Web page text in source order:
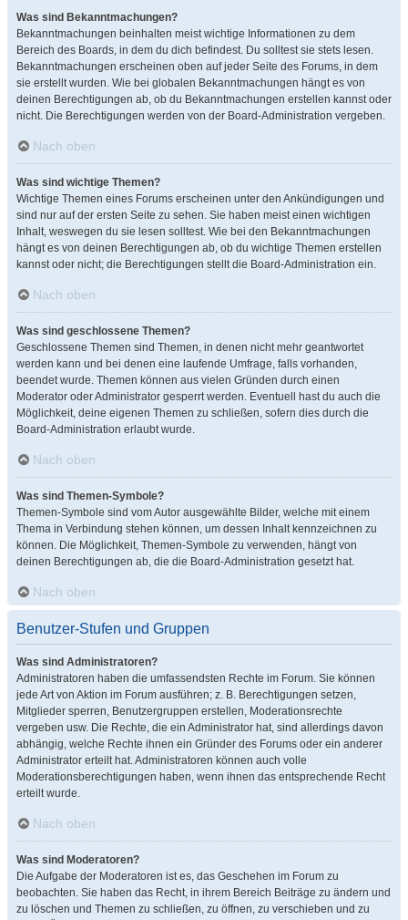
Was sind Bekanntmachungen?
Bekanntmachungen beinhalten meist wichtige Informationen zu dem
Bereich des Boards, in dem du dich befindest. Du solltest sie stets lesen.
Bekanntmachungen erscheinen oben auf jeder Seite des Forums, in dem
sie erstellt wurden. Wie bei globalen Bekanntmachungen hängt es von
deinen Berechtigungen ab, ob du Bekanntmachungen erstellen kannst oder
nicht. Die Berechtigungen werden von der Board-Administration vergeben.
Nach oben
Was sind wichtige Themen?
Wichtige Themen eines Forums erscheinen unter den Ankündigungen und
sind nur auf der ersten Seite zu sehen. Sie haben meist einen wichtigen
Inhalt, weswegen du sie lesen solltest. Wie bei den Bekanntmachungen
hängt es von deinen Berechtigungen ab, ob du wichtige Themen erstellen
kannst oder nicht; die Berechtigungen stellt die Board-Administration ein.
Nach oben
Was sind geschlossene Themen?
Geschlossene Themen sind Themen, in denen nicht mehr geantwortet
werden kann und bei denen eine laufende Umfrage, falls vorhanden,
beendet wurde. Themen können aus vielen Gründen durch einen
Moderator oder Administrator gesperrt werden. Eventuell hast du auch die
Möglichkeit, deine eigenen Themen zu schließen, sofern dies durch die
Board-Administration erlaubt wurde.
Nach oben
Was sind Themen-Symbole?
Themen-Symbole sind vom Autor ausgewählte Bilder, welche mit einem
Thema in Verbindung stehen können, um dessen Inhalt kennzeichnen zu
können. Die Möglichkeit, Themen-Symbole zu verwenden, hängt von
deinen Berechtigungen ab, die die Board-Administration gesetzt hat.
Nach oben
Benutzer-Stufen und Gruppen
Was sind Administratoren?
Administratoren haben die umfassendsten Rechte im Forum. Sie können
jede Art von Aktion im Forum ausführen; z. B. Berechtigungen setzen,
Mitglieder sperren, Benutzergruppen erstellen, Moderationsrechte
vergeben usw. Die Rechte, die ein Administrator hat, sind allerdings davon
abhängig, welche Rechte ihnen ein Gründer des Forums oder ein anderer
Administrator erteilt hat. Administratoren können auch volle
Moderationsberechtigungen haben, wenn ihnen das entsprechende Recht
erteilt wurde.
Nach oben
Was sind Moderatoren?
Die Aufgabe der Moderatoren ist es, das Geschehen im Forum zu
beobachten. Sie haben das Recht, in ihrem Bereich Beiträge zu ändern und
zu löschen und Themen zu schließen, zu öffnen, zu verschieben und zu